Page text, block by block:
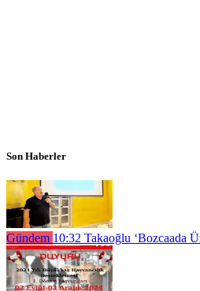
Son Haberler
Gündem 10:32 Takaoğlu ‘Bozcaada